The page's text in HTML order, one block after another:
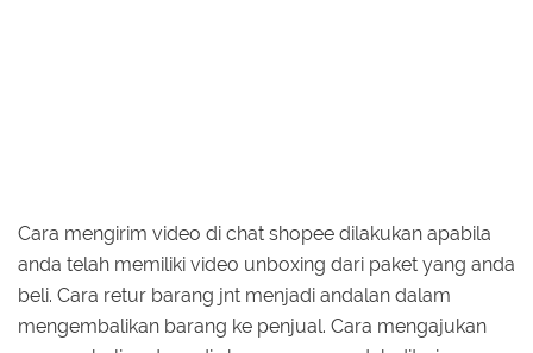
Cara mengirim video di chat shopee dilakukan apabila
anda telah memiliki video unboxing dari paket yang anda
beli. Cara retur barang jnt menjadi andalan dalam
mengembalikan barang ke penjual. Cara mengajukan